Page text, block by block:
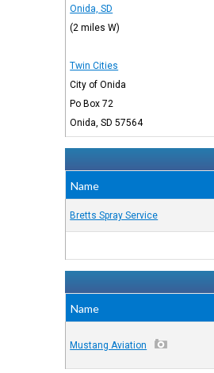
Onida, SD
(2 miles W)
Twin Cities
City of Onida
Po Box 72
Onida, SD 57564
Name
Bretts Spray Service
Name
Mustang Aviation